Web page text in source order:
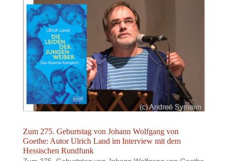
Zum 275. Geburtstag von Johann Wolfgang von
Goethe: Autor Ulrich Land im Interview mit dem
Hessischen Rundfunk